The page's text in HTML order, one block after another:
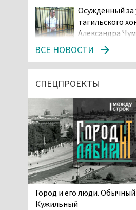
Осуждённый за
тагильского
Александра
Самат Хазипов в очередной
попал на скамью
Уральского
назвавшего
женщин неполноценными
неженатых мужчин —
проверит прокуратура
05.08.2026 14:40
На водоёмах
Свердловской
начала
погиб 21 человек
ВСЕ НОВОСТИ
СПЕЦПРОЕКТЫ
​​​​​​​Город и его люди.
Кужильный